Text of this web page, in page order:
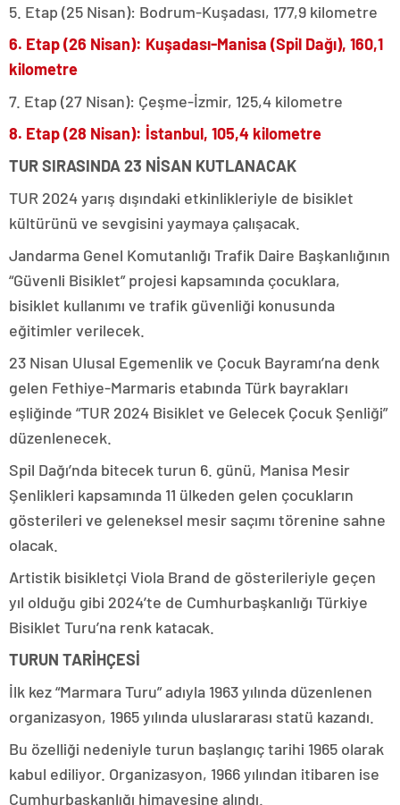
5. Etap (25 Nisan): Bodrum-Kuşadası, 177,9 kilometre
6. Etap (26 Nisan): Kuşadası-Manisa (Spil Dağı), 160,1
kilometre
7. Etap (27 Nisan): Çeşme-İzmir, 125,4 kilometre
8. Etap (28 Nisan): İstanbul, 105,4 kilometre
TUR SIRASINDA 23 NİSAN KUTLANACAK
TUR 2024 yarış dışındaki etkinlikleriyle de bisiklet
kültürünü ve sevgisini yaymaya çalışacak.
Jandarma Genel Komutanlığı Trafik Daire Başkanlığının
“Güvenli Bisiklet” projesi kapsamında çocuklara,
bisiklet kullanımı ve trafik güvenliği konusunda
eğitimler verilecek.
23 Nisan Ulusal Egemenlik ve Çocuk Bayramı’na denk
gelen Fethiye-Marmaris etabında Türk bayrakları
eşliğinde “TUR 2024 Bisiklet ve Gelecek Çocuk Şenliği”
düzenlenecek.
Spil Dağı’nda bitecek turun 6. günü, Manisa Mesir
Şenlikleri kapsamında 11 ülkeden gelen çocukların
gösterileri ve geleneksel mesir saçımı törenine sahne
olacak.
Artistik bisikletçi Viola Brand de gösterileriyle geçen
yıl olduğu gibi 2024’te de Cumhurbaşkanlığı Türkiye
Bisiklet Turu’na renk katacak.
TURUN TARİHÇESİ
İlk kez “Marmara Turu” adıyla 1963 yılında düzenlenen
organizasyon, 1965 yılında uluslararası statü kazandı.
Bu özelliği nedeniyle turun başlangıç tarihi 1965 olarak
kabul ediliyor. Organizasyon, 1966 yılından itibaren ise
Cumhurbaşkanlığı himayesine alındı.